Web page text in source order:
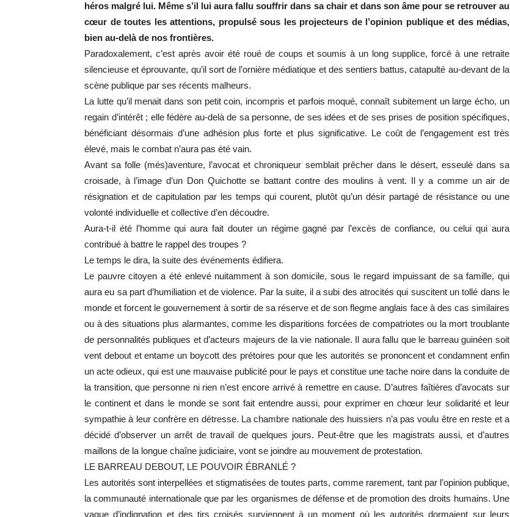
héros malgré lui. Même s’il lui aura fallu souffrir dans sa chair et dans son âme pour se retrouver au
cœur de toutes les attentions, propulsé sous les projecteurs de l’opinion publique et des médias,
bien au-delà de nos frontières.
Paradoxalement, c’est après avoir été roué de coups et soumis à un long supplice, forcé à une retraite
silencieuse et éprouvante, qu’il sort de l’ornière médiatique et des sentiers battus, catapulté au-devant de la
scène publique par ses récents malheurs.
La lutte qu’il menait dans son petit coin, incompris et parfois moqué, connaît subitement un large écho, un
regain d’intérêt ; elle fédère au-delà de sa personne, de ses idées et de ses prises de position spécifiques,
bénéficiant désormais d’une adhésion plus forte et plus significative. Le coût de l’engagement est très
élevé, mais le combat n’aura pas été vain.
Avant sa folle (més)aventure, l’avocat et chroniqueur semblait prêcher dans le désert, esseulé dans sa
croisade, à l’image d’un Don Quichotte se battant contre des moulins à vent. Il y a comme un air de
résignation et de capitulation par les temps qui courent, plutôt qu’un désir partagé de résistance ou une
volonté individuelle et collective d’en découdre.
Aura-t-il été l’homme qui aura fait douter un régime gagné par l’excès de confiance, ou celui qui aura
contribué à battre le rappel des troupes ?
Le temps le dira, la suite des événements édifiera.
Le pauvre citoyen a été enlevé nuitamment à son domicile, sous le regard impuissant de sa famille, qui
aura eu sa part d’humiliation et de violence. Par la suite, il a subi des atrocités qui suscitent un tollé dans le
monde et forcent le gouvernement à sortir de sa réserve et de son flegme anglais face à des cas similaires
ou à des situations plus alarmantes, comme les disparitions forcées de compatriotes ou la mort troublante
de personnalités publiques et d’acteurs majeurs de la vie nationale. Il aura fallu que le barreau guinéen soit
vent debout et entame un boycott des prétoires pour que les autorités se prononcent et condamnent enfin
un acte odieux, qui est une mauvaise publicité pour le pays et constitue une tache noire dans la conduite de
la transition, que personne ni rien n’est encore arrivé à remettre en cause. D’autres faîtières d’avocats sur
le continent et dans le monde se sont fait entendre aussi, pour exprimer en chœur leur solidarité et leur
sympathie à leur confrère en détresse. La chambre nationale des huissiers n’a pas voulu être en reste et a
décidé d’observer un arrêt de travail de quelques jours. Peut-être que les magistrats aussi, et d’autres
maillons de la longue chaîne judiciaire, vont se joindre au mouvement de protestation.
LE BARREAU DEBOUT, LE POUVOIR ÉBRANLÉ ?
Les autorités sont interpellées et stigmatisées de toutes parts, comme rarement, tant par l’opinion publique,
la communauté internationale que par les organismes de défense et de promotion des droits humains. Une
vague d’indignation et des tirs croisés surviennent à un moment où les autorités dormaient sur leurs